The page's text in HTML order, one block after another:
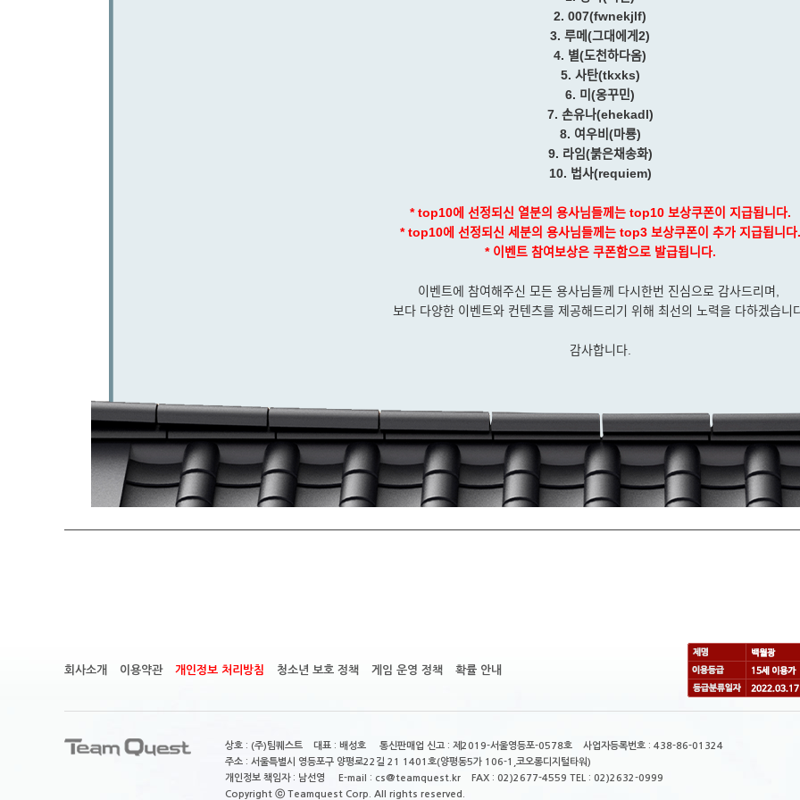
2. 007(fwnekjlf)
3. 루메(그대에게2)
4. 별(도천하다옴)
5. 사탄(tkxks)
6. 미(옹꾸민)
7. 손유나(ehekadl)
8. 여우비(마룡)
9. 라임(붉은채송화)
10. 법사(requiem)
* top10에 선정되신 열분의 용사님들께는 top10 보상쿠폰이 지급됩니다.
* top10에 선정되신 세분의 용사님들께는 top3 보상쿠폰이 추가 지급됩니다.
* 이벤트 참여보상은 쿠폰함으로 발급됩니다.
이벤트에 참여해주신 모든 용사님들께 다시한번 진심으로 감사드리며,
보다 다양한 이벤트와 컨텐츠를 제공해드리기 위해 최선의 노력을 다하겠습니
감사합니다.
회사소개 이용약관 개인정보 처리방침 청소년 보호 정책 게임 운영 정책 확률 안내
상호 : (주)팀퀘스트 대표 : 배성호 통신판매업 신고 : 제2019-서울영등포-0578호 사업자등록번호 : 438-86-01324
주소 : 서울특별시 영등포구 양평로22길 21 1401호(양평동5가 106-1,코오롱디지털타워)
개인정보 책임자 : 남선영 E-mail : cs@teamquest.kr FAX : 02)2677-4559 TEL : 02)2632-0999
Copyright ⓒ Teamquest Corp. All rights reserved.